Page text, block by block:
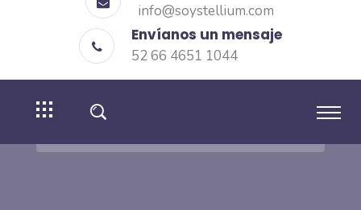
info@soystellium.com
Envíanos un mensaje
52 66 4651 1044